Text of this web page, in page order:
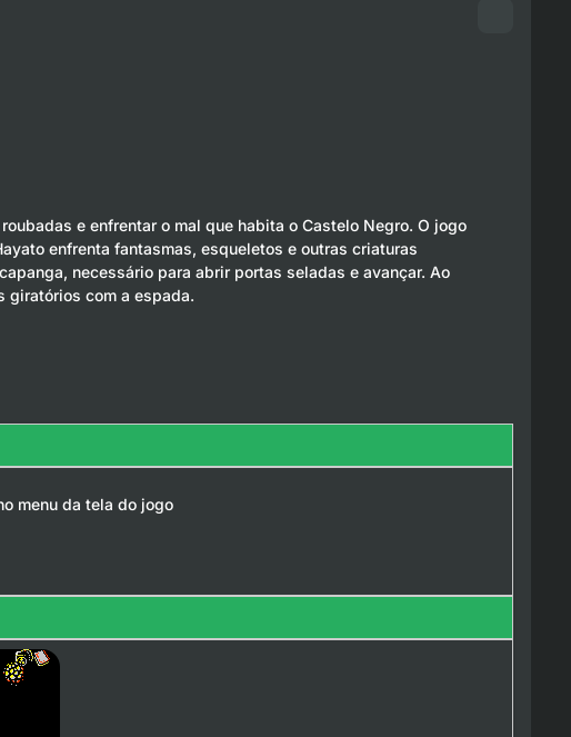
e enfrentar o mal que habita o Castelo Negro. O jogo
enfrenta fantasmas, esqueletos e outras criaturas
necessário para abrir portas seladas e avançar. Ao
giratórios com a espada.
menu da tela do jogo